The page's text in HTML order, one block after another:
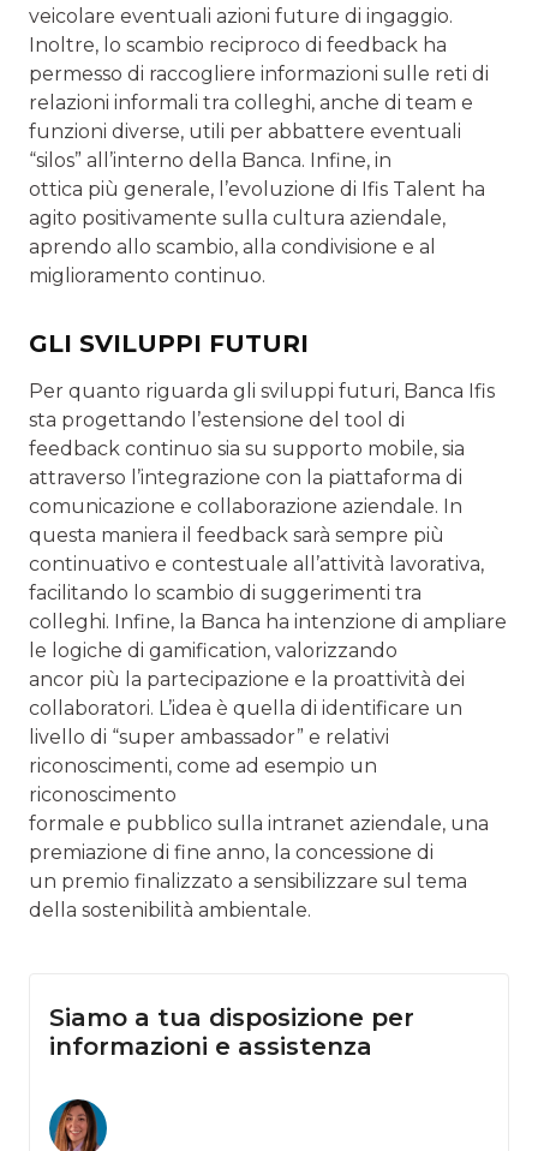
veicolare eventuali azioni future di ingaggio.
Inoltre, lo scambio reciproco di feedback ha
permesso di raccogliere informazioni sulle reti di
relazioni informali tra colleghi, anche di team e
funzioni diverse, utili per abbattere eventuali
“silos” all’interno della Banca. Infine, in
ottica più generale, l’evoluzione di Ifis Talent ha
agito positivamente sulla cultura aziendale,
aprendo allo scambio, alla condivisione e al
miglioramento continuo.
GLI SVILUPPI FUTURI
Per quanto riguarda gli sviluppi futuri, Banca Ifis
sta progettando l’estensione del tool di
feedback continuo sia su supporto mobile, sia
attraverso l’integrazione con la piattaforma di
comunicazione e collaborazione aziendale. In
questa maniera il feedback sarà sempre più
continuativo e contestuale all’attività lavorativa,
facilitando lo scambio di suggerimenti tra
colleghi. Infine, la Banca ha intenzione di ampliare
le logiche di gamification, valorizzando
ancor più la partecipazione e la proattività dei
collaboratori. L’idea è quella di identificare un
livello di “super ambassador” e relativi
riconoscimenti, come ad esempio un
riconoscimento
formale e pubblico sulla intranet aziendale, una
premiazione di fine anno, la concessione di
un premio finalizzato a sensibilizzare sul tema
della sostenibilità ambientale.
Siamo a tua disposizione per
informazioni e assistenza